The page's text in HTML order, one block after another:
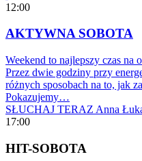
12:00
AKTYWNA SOBOTA
Weekend to najlepszy czas
Przez dwie godziny przy
różnych sposobach na to, jak
Pokazujemy…
SŁUCHAJ TERAZ Anna
17:00
HIT-SOBOTA